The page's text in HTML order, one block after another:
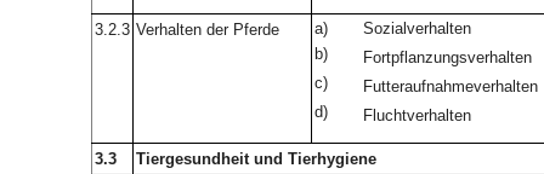
3.2.3 Verhalten der Pferde a)
Sozialverhalten
b)
Fortpflanzungsverhalten
c)
Futteraufnahmeverhalten
d)
Fluchtverhalten
3.3
Tiergesundheit und Tierhygiene